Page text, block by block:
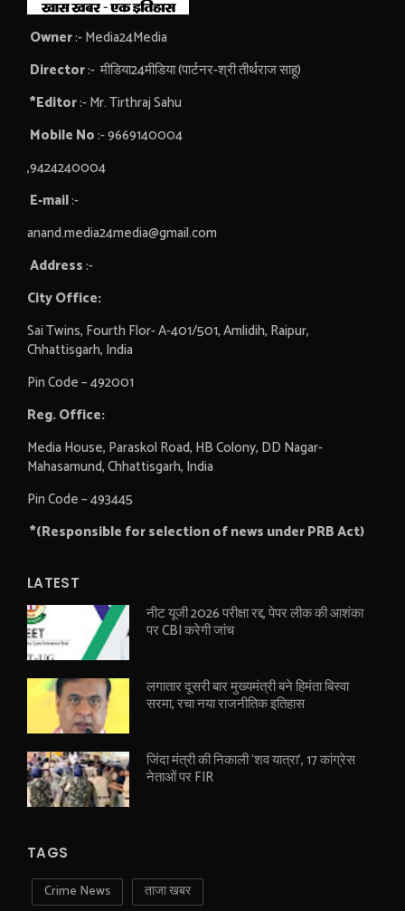
Owner:- Media24Media
Director:- मीडिया24मीडिया (पार्टनर-श्री तीर्थराज साहू)
*Editor:- Mr. Tirthraj Sahu
Mobile No:- 9669140004
,9424240004
E-mail:-
anand.media24media@gmail.com
Address:-
City Office:
Sai Twins, Fourth Flor- A-401/501, Amlidih, Raipur,
Chhattisgarh, India
Pin Code – 492001
Reg. Office:
Media House, Paraskol Road, HB Colony, DD Nagar-
Mahasamund, Chhattisgarh, India
Pin Code – 493445
*(Responsible for selection of news under PRB Act)
LATEST
नीट यूजी 2026 परीक्षा रद्द, पेपर लीक की आशंका
पर CBI करेगी जांच
लगातार दूसरी बार मुख्यमंत्री बने हिमंता बिस्वा
सरमा, रचा नया राजनीतिक इतिहास
जिंदा मंत्री की निकाली ‘शव यात्रा’, 17 कांग्रेस
नेताओं पर FIR
TAGS
Crime News ताजा खबर